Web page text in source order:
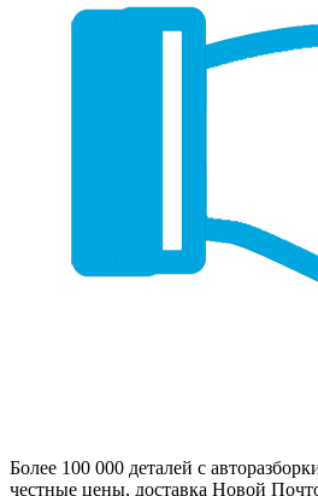
Более 100 000 деталей с
честные цены, доставка Новой